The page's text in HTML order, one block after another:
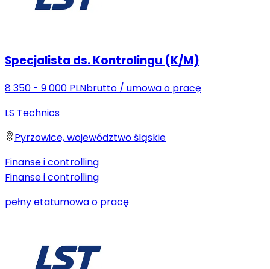
Specjalista ds. Kontrolingu (K/M)
8 350 - 9 000 PLNbrutto / umowa o pracę
LS Technics
Pyrzowice, województwo śląskie
Finanse i controlling
Finanse i controlling
pełny etatumowa o pracę